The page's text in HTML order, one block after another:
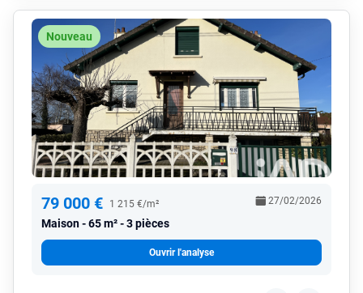
Nouveau
79 000 € 1 215 €/m²
Maison 65 m² - 3 pièces
27/02/2026
Ouvrir l'analyse